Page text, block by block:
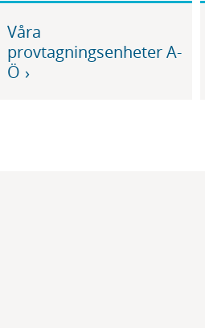
Våra
provtagningsenheter A-
Ö